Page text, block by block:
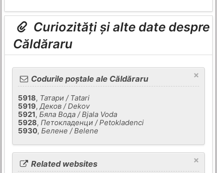
Curiozități și alte date despre
Căldăraru
×
Codurile poștale ale Căldăraru
5918, Татари / Tatari
5919,Деков / Dekov
5921,Бяла Вода / Bjala Voda
5928,Петокладенци / Petokladenci
5930,Белене / Belene
×
Related websites